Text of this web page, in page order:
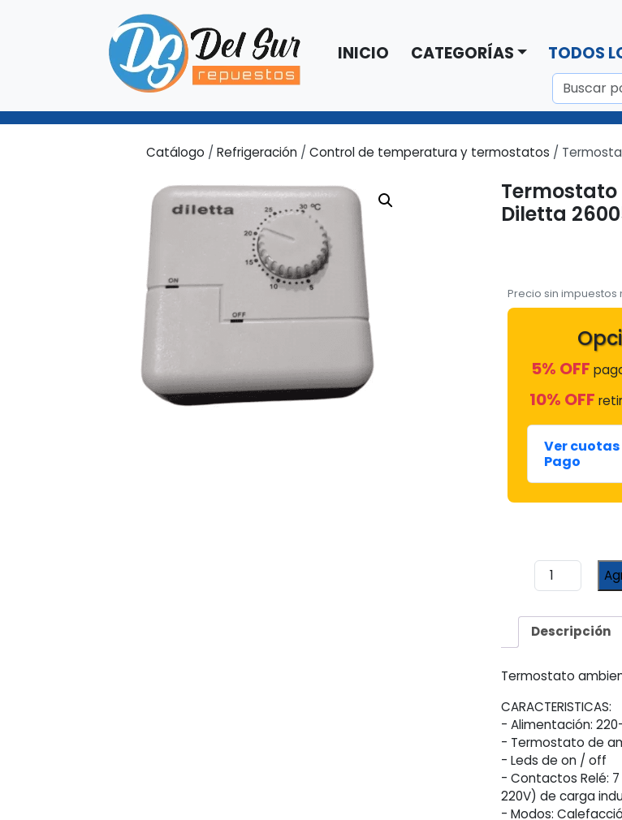
INICIO CATEGORÍAS TODOS
Catálogo / Refrigeración / Control de temperatura y termostatos /
Diletta
Precio sin
5% OFF
10% OFF
Ver
Pago
Termostato
Ambiente
Calefacción
Diletta
cantidad
Descripción
Termostato
CARACTERISTICAS:
- Alimentación:
- Termostato de
- Leds de on / off
- Contactos Relé:
220V) de carga
- Modos: